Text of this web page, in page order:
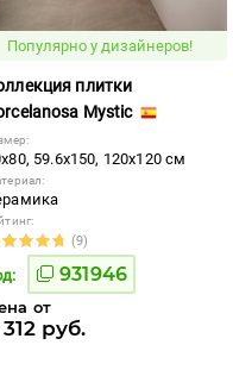
Популярно у дизайнеров!
плитки
Mystic
59.6x150, 120x120 см
(9)
931946
от
руб.